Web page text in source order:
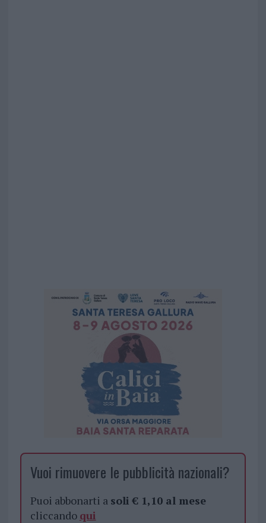
Vuoi rimuovere le pubblicità nazionali?
Puoi abbonarti a soli € 1,10 al mese
cliccando qui